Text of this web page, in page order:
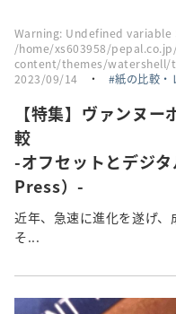
Warning: Undefined
/home/xs603958/
content/themes/watershell/
2023/09/14
・ 紙の比較・
【特集】ヴァンヌ
較
-オフセットとデジ
Press）-
近年、急速に進化を遂げ、
そ...